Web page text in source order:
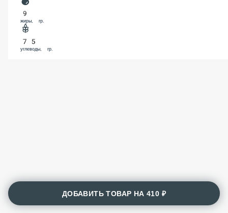
9
жиры, гр.
75
углеводы, гр.
ДОБАВИТЬ ТОВАР НА410 ₽